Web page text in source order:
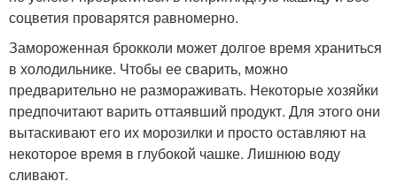
соцветия проварятся равномерно.
Замороженная брокколи может долгое время храниться
в холодильнике. Чтобы ее сварить, можно
предварительно не размораживать. Некоторые хозяйки
предпочитают варить оттаявший продукт. Для этого они
вытаскивают его их морозилки и просто оставляют на
некоторое время в глубокой чашке. Лишнюю воду
сливают.